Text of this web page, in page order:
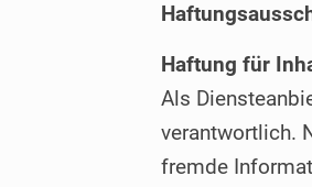
Haftung für
Als
verantwortlich.
fremde